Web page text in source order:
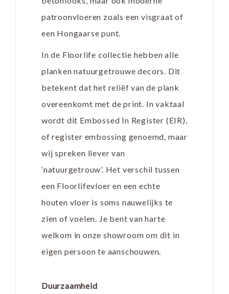
patroonvloeren zoals een visgraat of
een Hongaarse punt.
In de Floorlife collectie hebben alle
planken natuurgetrouwe decors. Dit
betekent dat het reliëf van de plank
overeenkomt met de print. In vaktaal
wordt dit Embossed In Register (EIR),
of register embossing genoemd, maar
wij spreken liever van
‘natuurgetrouw’. Het verschil tussen
een Floorlifevloer en een echte
houten vloer is soms nauwelijks te
zien of voelen. Je bent van harte
welkom in onze showroom om dit in
eigen persoon te aanschouwen.
Duurzaamheid